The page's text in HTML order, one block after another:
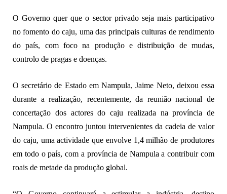
O Governo quer que o sector privado seja mais participativo
no fomento do caju, uma das principais culturas de rendimento
do país, com foco na produção e distribuição de mudas,
controlo de pragas e doenças.
O secretário de Estado em Nampula, Jaime Neto, deixou essa
durante a realização, recentemente, da reunião nacional de
concertação dos actores do caju realizada na província de
Nampula. O encontro juntou intervenientes da cadeia de valor
do caju, uma actividade que envolve 1,4 milhão de produtores
em todo o país, com a província de Nampula a contribuir com
roais de metade da produção global.